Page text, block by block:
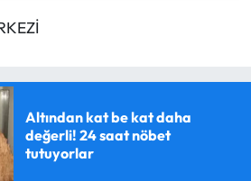
Altından kat be kat daha
değerli! 24 saat nöbet
tutuyorlar